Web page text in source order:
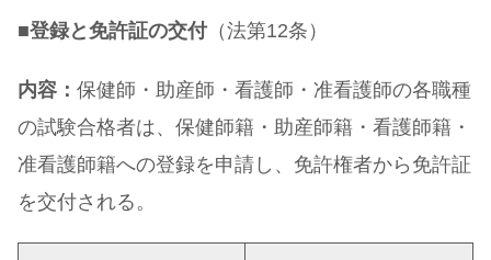
■登録と免許証の交付（法第12条）
内容： 保健師・助産師・看護師・准看護師の各職種
の試験合格者は、保健師籍・助産師籍・看護師籍・
准看護師籍への登録を申請し、免許権者から免許証
を交付される。